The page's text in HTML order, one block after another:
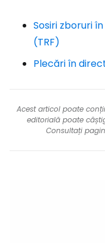
Sosiri zboruri
(TRF)
Plecări în
Acest articol poate
editorială poate
Consultați